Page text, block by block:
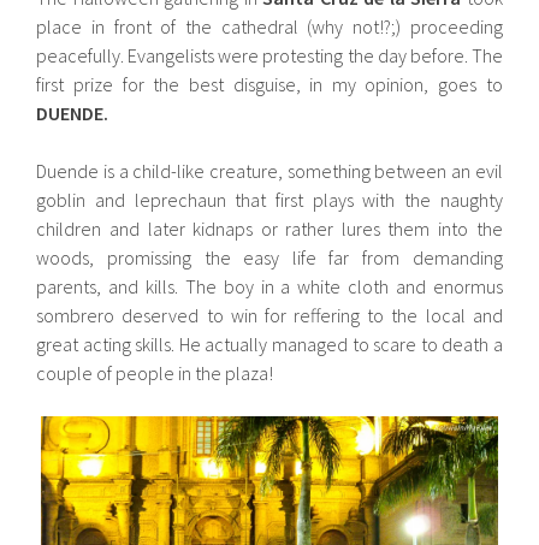
place in front of the cathedral (why not!?;) proceeding
peacefully. Evangelists were protesting the day before. The
first prize for the best disguise, in my opinion, goes to
DUENDE.
Duende is a child-like creature, something between an evil
goblin and leprechaun that first plays with the naughty
children and later kidnaps or rather lures them into the
woods, promissing the easy life far from demanding
parents, and kills. The boy in a white cloth and enormus
sombrero deserved to win for reffering to the local and
great acting skills. He actually managed to scare to death a
couple of people in the plaza!